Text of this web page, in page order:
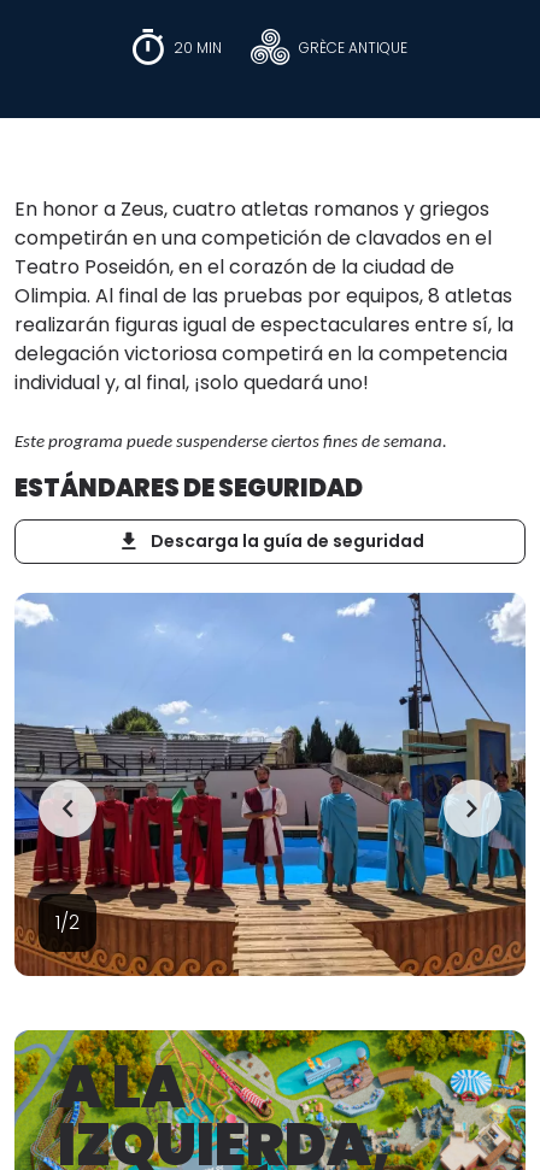
20 MIN GRÈCE ANTIQUE
En honor a Zeus, cuatro atletas romanos y griegos
competirán en una competición de clavados en el
Teatro Poseidón, en el corazón de la ciudad de
Olimpia. Al final de las pruebas por equipos, 8 atletas
realizarán figuras igual de espectaculares entre sí, la
delegación victoriosa competirá en la competencia
individual y, al final, ¡solo quedará uno!
Este programa puede suspenderse ciertos fines de semana.
ESTÁNDARES DE SEGURIDAD
Descarga la guía de seguridad
1/2
A LA
IZQUIERDA,